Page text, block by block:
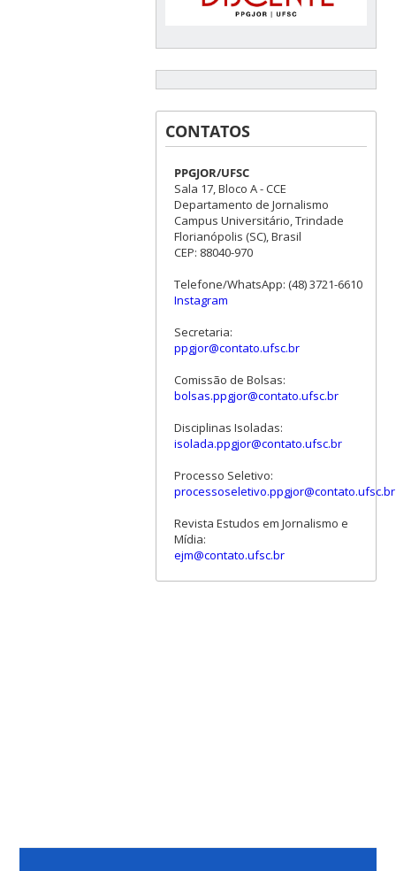
CONTATOS
PPGJOR/UFSC
Sala 17, Bloco A - CCE
Departamento de Jornalismo
Campus Universitário, Trindade
Florianópolis (SC), Brasil
CEP: 88040-970
Telefone/WhatsApp: (48) 3721-6610
Instagram
Secretaria:
ppgjor@contato.ufsc.br
Comissão de Bolsas:
bolsas.ppgjor@contato.ufsc.br
Disciplinas Isoladas:
isolada.ppgjor@contato.ufsc.br
Processo Seletivo:
processoseletivo.ppgjor@contato.ufsc.br
Revista Estudos em Jornalismo e
Mídia:
ejm@contato.ufsc.br